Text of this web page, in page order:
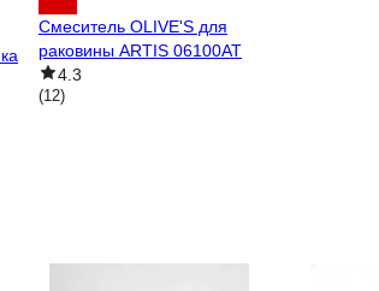
Смеситель OLIVE'S для
раковины ARTIS 06100AT
4.3
(12)